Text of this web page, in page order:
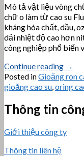
Mô tả vật liệu vòng
chữ o làm từ cao su
kháng hóa chất, dầu,
dải nhiệt độ cao hơn
công nghiệp phổ biến
Continue reading →
Posted inGioăng ron
gioăng cao su oring
Thông tin
Giới thiệu công ty
Thông tin liên hệ